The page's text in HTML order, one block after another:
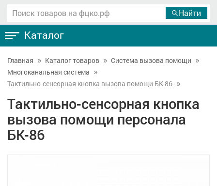
Каталог
Главная Каталог товаров
Система вызова помощи
Многоканальная система
Тактильно-сенсорная кнопка вызова помощи БК-86
Тактильно-сенсорная кнопка
вызова помощи персонала
БК-86